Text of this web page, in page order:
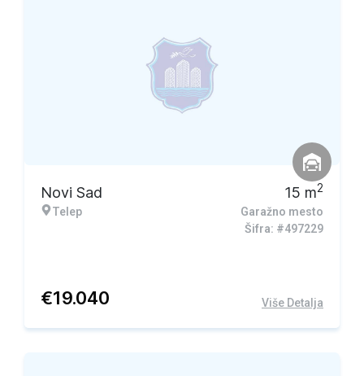
Novi Sad
Telep
15 m2
Garažno mesto
Šifra: #497229
€19.040 Više Detalja